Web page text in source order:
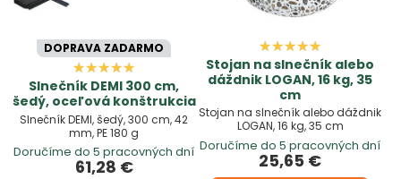
dáždnikov a stojanov a vyberte si ten najlepší produkt pre
potrebujete pre dokonalý vonkajší priestor.
DOPRAVA ZADARMO
Slnečník DEMI 300 cm,
šedý, oceľová konštrukcia
Slnečník DEMI, šedý, 300 cm, 42
mm, PE 180 g
Doručíme do 5 pracovných dní
61,28 €
Stojan na slnečník alebo
dáždnik LOGAN, 16 kg, 35
cm
Stojan na slnečník alebo dáždnik
LOGAN, 16 kg, 35 cm
Doručíme do 5 pracovných dní
25,65 €